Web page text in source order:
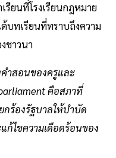
รียนที่โรงเรียนกฎหมาย
บทเรียนที่ทราบถึงความ
ชาวนา
ำสอนของครูและ
คือสภาที่
กร้องรัฐบาลให้บำบัด
ก้ไขความเดือดร้อนของ